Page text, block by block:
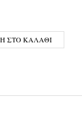
ΣΤΟ ΚΑΛΆΘΙ